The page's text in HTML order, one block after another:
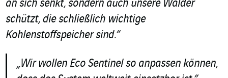
an sich senkt, sondern auch unsere Wälder
schützt, die schließlich wichtige
Kohlenstoffspeicher sind.”
„Wir wollen Eco Sentinel so anpassen können,